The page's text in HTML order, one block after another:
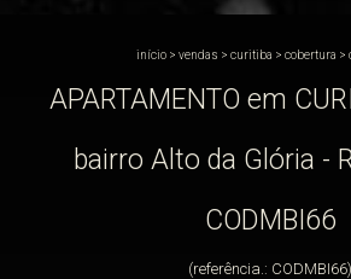
início > vendas > curitiba > cobertura >
APARTAMENTO em
bairro Alto da Glória -
CODMBI66
(referência.: CODMBI66)